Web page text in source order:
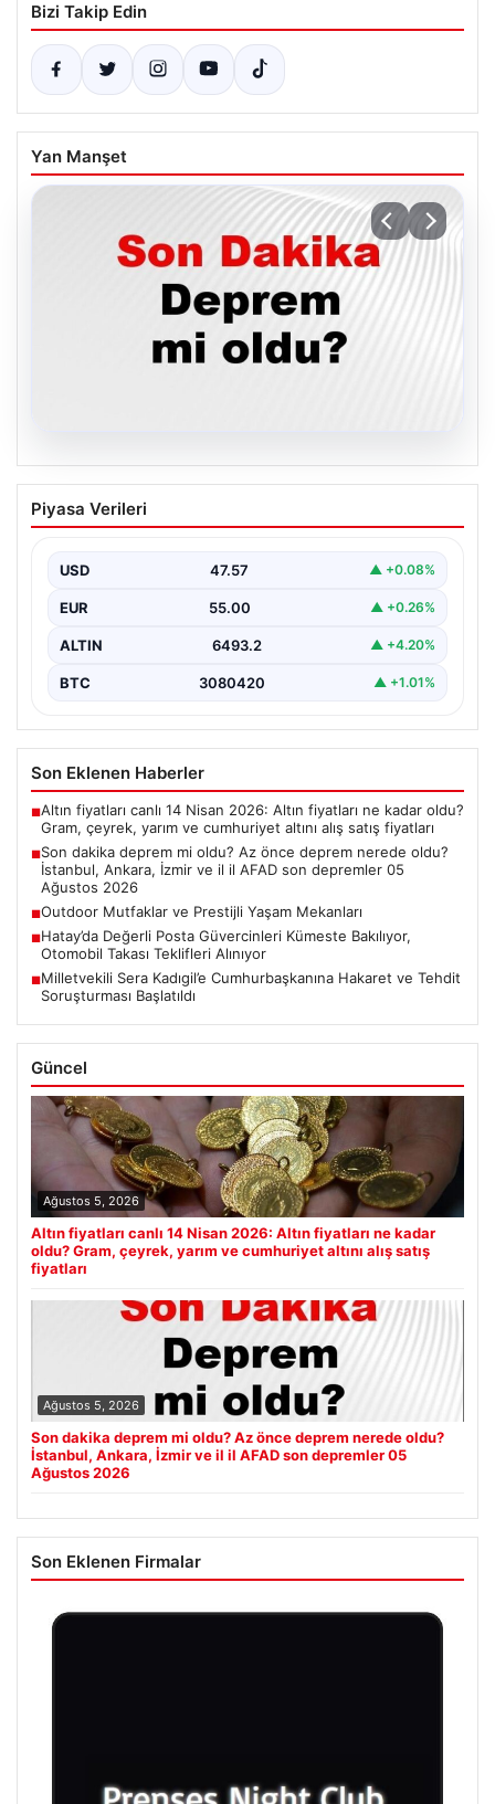
Bizi Takip Edin
Yan Manşet
Son dakika deprem mi oldu? Az önce
deprem nerede oldu? İstanbul, Ankara,
Ağustos 2026
{ “title”: “05 Ağustos 2026 Güncel Deprem Durumu ve
Son Değerlendirmeler”, “content”: “ Bugün…
Piyasa Verileri
USD 47.57 ▲ +0.08%
EUR 55.00 ▲ +0.26%
ALTIN 6493.2 ▲ +4.20%
BTC 3080420 ▲ +1.01%
Son Eklenen Haberler
■Altın fiyatları canlı 14 Nisan 2026: Altın fiyatları ne kadar oldu?
Gram, çeyrek, yarım ve cumhuriyet altını alış satış fiyatları
■Son dakika deprem mi oldu? Az önce deprem nerede oldu?
İstanbul, Ankara, İzmir ve il il AFAD son depremler 05
Ağustos 2026
■Outdoor Mutfaklar ve Prestijli Yaşam Mekanları
■Hatay’da Değerli Posta Güvercinleri Kümeste Bakılıyor,
Otomobil Takası Teklifleri Alınıyor
■Milletvekili Sera Kadıgil’e Cumhurbaşkanına Hakaret ve Tehdit
Soruşturması Başlatıldı
Güncel
Ağustos 5, 2026
Altın fiyatları canlı 14 Nisan 2026: Altın fiyatları ne kadar
oldu? Gram, çeyrek, yarım ve cumhuriyet altını alış satış
fiyatları
Ağustos 5, 2026
Son dakika deprem mi oldu? Az önce deprem nerede oldu?
İstanbul, Ankara, İzmir ve il il AFAD son depremler 05
Ağustos 2026
Son Eklenen Firmalar